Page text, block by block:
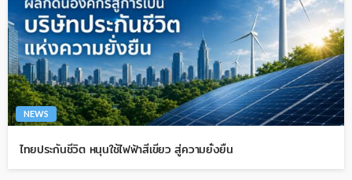
NEWS
ไทยประกันชีวิต หนุนใช้ไฟฟ้าสีเขียว สู่ความยั่งยืน